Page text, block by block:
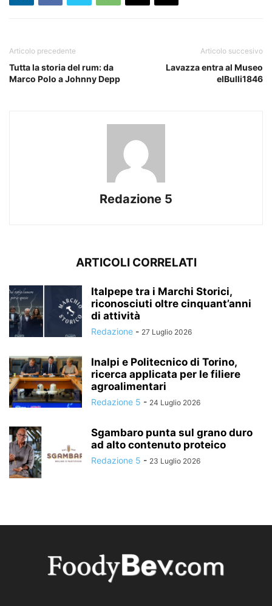
Articolo precedente
Tutta la storia del rum: da
Marco Polo a Johnny Depp
Articolo succesivo
Lavazza entra al Museo
elBulli1846
Redazione 5
ARTICOLI CORRELATI
Italpepe tra i Marchi Storici,
riconosciuti oltre cinquant’anni
di attività
Redazione - 27 Luglio 2026
Inalpi e Politecnico di Torino,
ricerca applicata per le filiere
agroalimentari
Redazione 5 - 24 Luglio 2026
Sgambaro punta sul grano duro
ad alto contenuto proteico
Redazione 5 - 23 Luglio 2026